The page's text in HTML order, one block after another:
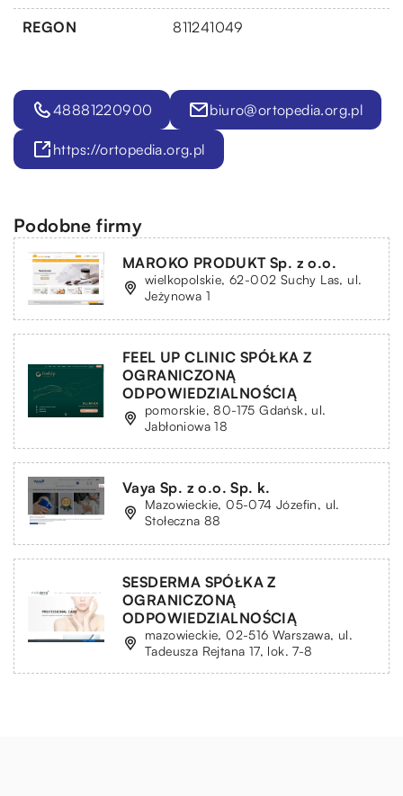
REGON 811241049
48881220900 biuro@ortopedia.org.pl
https://ortopedia.org.pl
Podobne firmy
MAROKO PRODUKT Sp. z o.o.
wielkopolskie, 62-002 Suchy Las, ul.
Jeżynowa 1
FEEL UP CLINIC SPÓŁKA Z
OGRANICZONĄ
ODPOWIEDZIALNOŚCIĄ
pomorskie, 80-175 Gdańsk, ul.
Jabłoniowa 18
Vaya Sp. z o.o. Sp. k.
Mazowieckie, 05-074 Józefin, ul.
Stołeczna 88
SESDERMA SPÓŁKA Z
OGRANICZONĄ
ODPOWIEDZIALNOŚCIĄ
mazowieckie, 02-516 Warszawa, ul.
Tadeusza Rejtana 17, lok. 7-8